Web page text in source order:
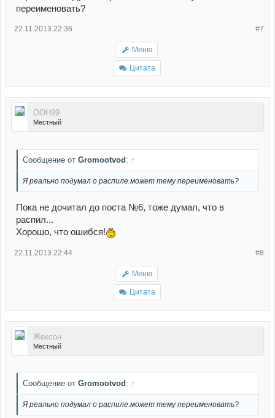
переименовать?
#7
22.11.2013 22:36
Меню
Цитата
ООН99
Местный
Сообщение от Gromootvod : ↑
Я реально подумал о распиле.может тему переименовать?
Пока не дочитал до поста №6, тоже думал, что в
распил...
Хорошо, что ошибся!
#8
22.11.2013 22:44
Меню
Цитата
Жексон
Местный
Сообщение от Gromootvod : ↑
Я реально подумал о распиле.может тему переименовать?